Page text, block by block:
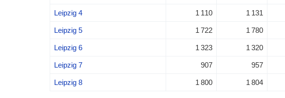
Leipzig 4 1 110 1 131
Leipzig 5 1 722 1 780
Leipzig 6 1 323 1 320
Leipzig 7 907 957
Leipzig 8 1 800 1 804